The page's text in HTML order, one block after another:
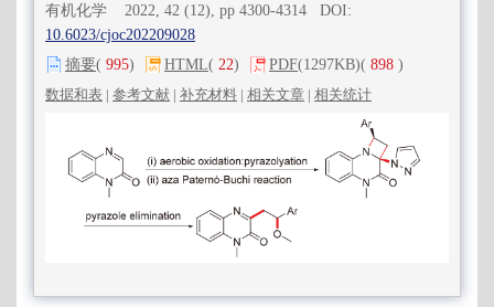
有机化学 2022, 42 (12), pp 4300-4314 DOI:
10.6023/cjoc202209028
摘要( 995) HTML( 22) PDF(1297KB)( 898 )
数据和表 | 参考文献 | 补充材料 | 相关文章 | 相关统计